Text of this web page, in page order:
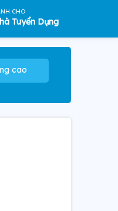
CHO
Tuyển Dụng
cao